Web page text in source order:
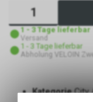
1 - 3 Tage lieferbar
Versand
1 - 3 Tage lieferbar
Abholung VELOIN
KategorieCity